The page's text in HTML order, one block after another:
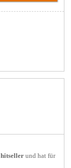
hitseller und hat für